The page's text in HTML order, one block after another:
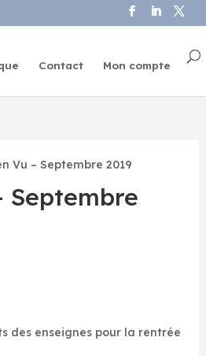
Contact Mon compte
Vu – Septembre 2019
Septembre
des enseignes pour la rentrée